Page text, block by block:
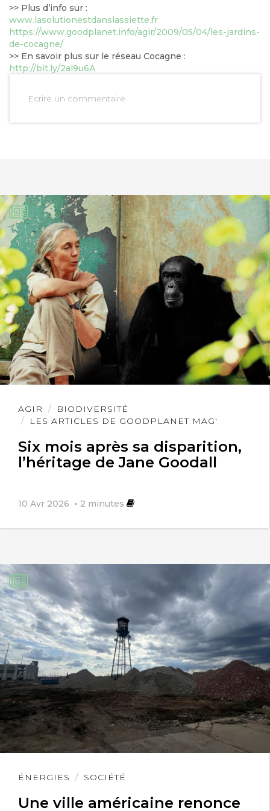
>> Plus d’info sur :
www.lasolutionestdanslassiette.fr
https://www.goodplanet.info/agir/2009/05/04/les-jardins-
de-cocagne/
>> En savoir plus sur le réseau Cocagne :
http://bit.ly/2al9u6A
Ecrire un commentaire
AGIR
BIODIVERSITÉ
LES ARTICLES DE GOODPLANET MAG'
Six mois après sa disparition,
l’héritage de Jane Goodall
10 Avr 2026 2 minutes
Lire
l'article
ÉNERGIES SOCIÉTÉ
Une ville américaine renonce
Lire